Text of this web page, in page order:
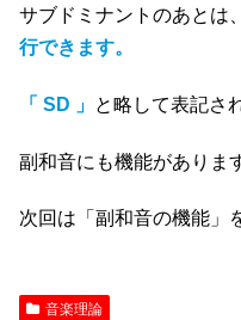
サブドミナントのあとは、
行できます。
「 SD 」 と略して表記さ
副和音にも機能がありま
次回は「副和音の機能」
音楽理論